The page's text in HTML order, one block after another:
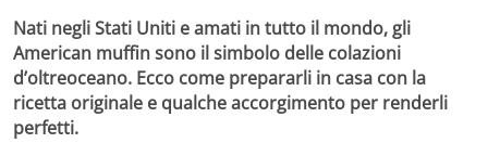
Nati negli Stati Uniti e amati in tutto il mondo, gli
American muffin sono il simbolo delle colazioni
d’oltreoceano. Ecco come prepararli in casa con la
ricetta originale e qualche accorgimento per renderli
perfetti.